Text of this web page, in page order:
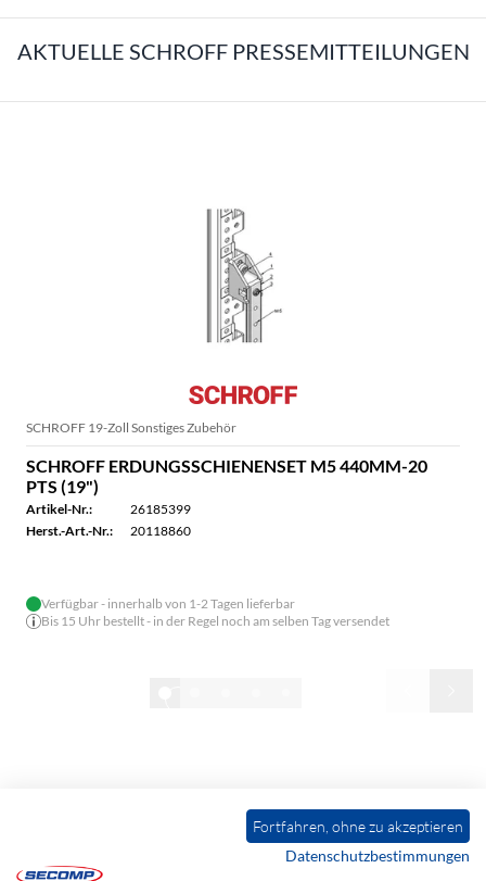
AKTUELLE SCHROFF PRESSEMITTEILUNGEN
SCHROFF 19-Zoll Sonstiges Zubehör
SCHROFF ERDUNGSSCHIENENSET M5 440MM-20
PTS (19")
Artikel-Nr.:
26185399
Herst.-Art.-Nr.:
20118860
Verfügbar - innerhalb von 1-2 Tagen lieferbar
Bis 15 Uhr bestellt - in der Regel noch am selben Tag versendet
Fortfahren, ohne zu akzeptieren
Datenschutzbestimmungen